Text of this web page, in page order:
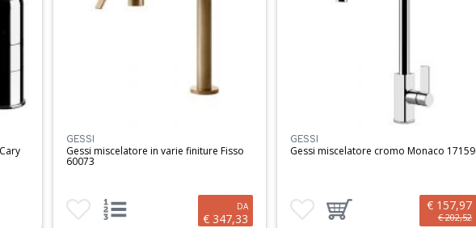
GESSI
Gessi miscelatore in varie finiture Fisso
60073
Aggiungi ai preferitiVisualizza opzioni prodotto DA
€ 347,33
GESSI
Gessi miscelatore cromo Monaco 17159
Aggiungi ai preferitiAggiungi prodotto al carrello€ 157,97
€ 202,52